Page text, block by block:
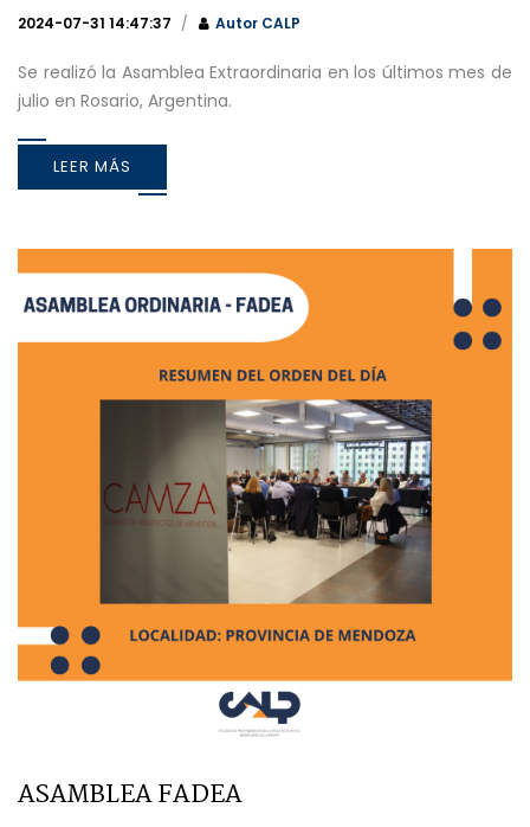
2024-07-31 14:47:37 Autor CALP
Se realizó la Asamblea Extraordinaria en los últimos mes de
julio en Rosario, Argentina.
LEER MÁS
ASAMBLEA FADEA